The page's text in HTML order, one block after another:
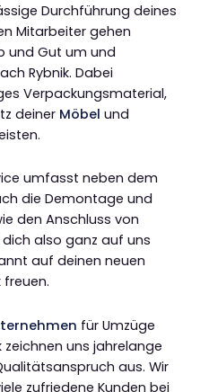
Durchführung deines
Mitarbeiter gehen
und Gut um und
Rybnik. Dabei
Verpackungsmaterial,
deiner Möbel und
umfasst neben dem
die Demontage und
den Anschluss von
also ganz auf uns
auf deinen neuen
freuen.
für Umzüge
uns jahrelange
aus. Wir
zufriedene Kunden bei